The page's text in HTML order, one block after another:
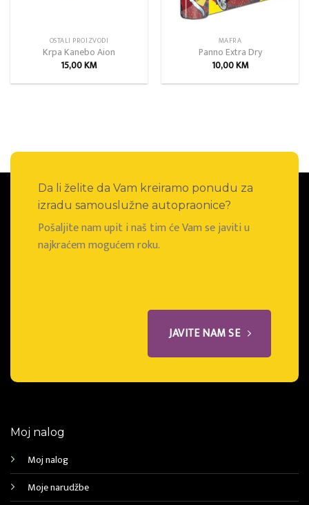
OSTALI PROIZVODI
Krpa Kanebo Aion
15,00KM
MAFRA
Panno Extra Dry
10,00KM
Da li želite da Vam kreiramo ponudu za
izradu samouslužne autopraonice?
Pošaljite nam upit i naš tim će Vam se javiti u
najkraćem mogućem roku.
JAVITE NAM SE
Moj nalog
Moj nalog
Moje narudžbe